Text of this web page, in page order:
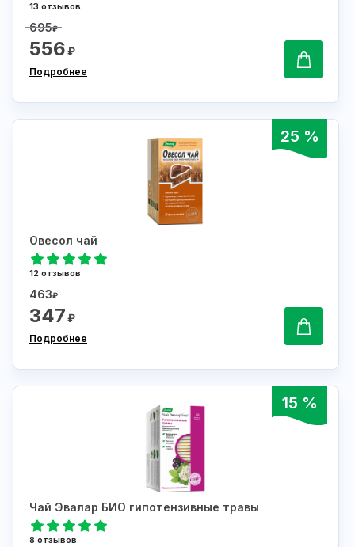
13 отзывов
695₽
556₽
Подробнее
25 %
Овесол чай
12 отзывов
463₽
347₽
Подробнее
15 %
Чай Эвалар БИО гипотензивные травы
8 отзывов